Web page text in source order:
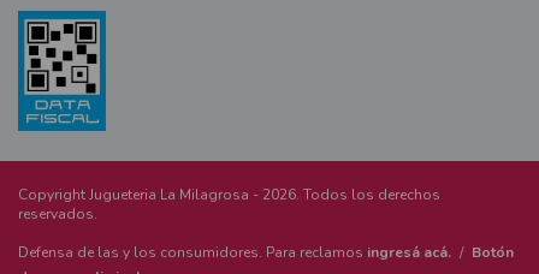
Copyright Jugueteria La Milagrosa - 2026. Todos los derechos
reservados.
Defensa de las y los consumidores. Para reclamos ingresá acá. / Botón